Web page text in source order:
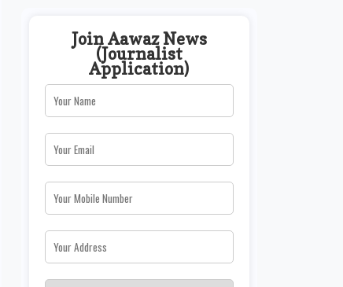
Join Aawaz News
(Journalist
Application)